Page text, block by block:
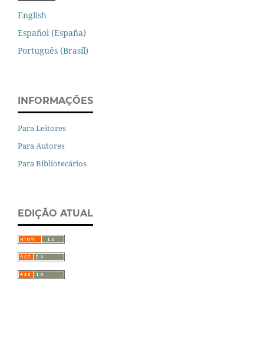
English
Español (España)
Português (Brasil)
INFORMAÇÕES
Para Leitores
Para Autores
Para Bibliotecários
EDIÇÃO ATUAL